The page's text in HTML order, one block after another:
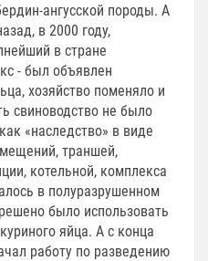
ангусской породы. А
в 2000 году,
в стране
- был объявлен
хозяйство поменяло и
свиноводство не было
«наследство» в виде
траншей,
котельной, комплекса
в полуразрушенном
было использовать
яйца. А с конца
работу по разведению